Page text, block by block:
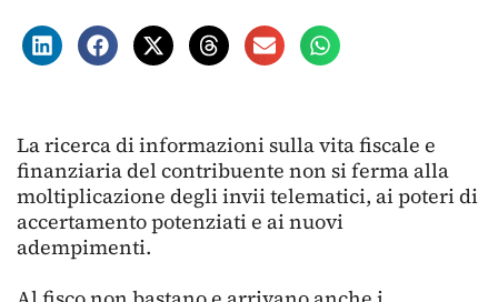
La ricerca di informazioni sulla vita fiscale e
finanziaria del contribuente non si ferma alla
moltiplicazione degli invii telematici, ai poteri di
accertamento potenziati e ai nuovi
adempimenti.